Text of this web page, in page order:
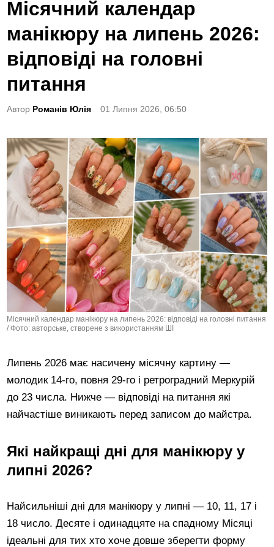
s
e
d
n
Місячний календар
манікюру на липень 2026:
відповіді на головні
питання
Автор Романів Юлія 01 Липня 2026, 06:50
Місячний календар манікюру на липень 2026: відповіді на головні питання
/ Фото: авторське, створене з використанням ШІ
Липень 2026 має насичену місячну картину —
молодик 14-го, повня 29-го і ретроградний Меркурій
до 23 числа. Нижче — відповіді на питання які
найчастіше виникають перед записом до майстра.
Які найкращі дні для манікюру у
липні 2026?
Найсильніші дні для манікюру у липні — 10, 11, 17 і
18 число. Десяте і одинадцяте на спадному Місяці
ідеальні для тих хто хоче довше зберегти форму